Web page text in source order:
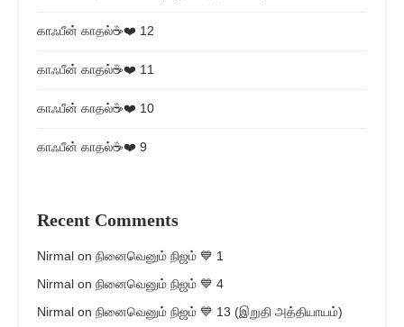
காஃபீன் காதல்☕❤️ 12
காஃபீன் காதல்☕❤️ 11
காஃபீன் காதல்☕❤️ 10
காஃபீன் காதல்☕❤️ 9
Recent Comments
Nirmal on நினைவெனும் நிஜம் 💙 1
Nirmal on நினைவெனும் நிஜம் 💙 4
Nirmal on நினைவெனும் நிஜம் 💙 13 (இறுதி அத்தியாயம்)